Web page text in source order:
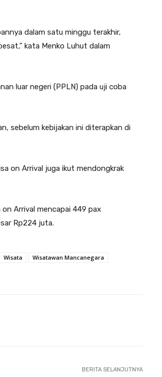
dalam satu minggu terakhir,
kata Menko Luhut dalam
luar negeri (PPLN) pada uji coba
sebelum kebijakan ini diterapkan di
on Arrival juga ikut mendongkrak
Arrival mencapai 449 pax
Rp224 juta.
Wisata
Wisatawan Mancanegara
BERITA SELANJUTNYA